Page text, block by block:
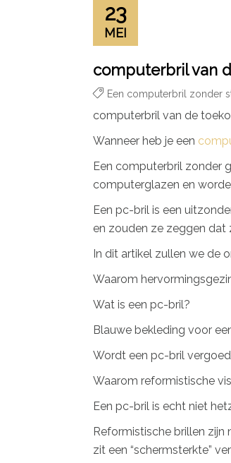
23
MEI
computerbril van
Een computerbril zonder
computerbril van de
Wanneer heb je een
Een computerbril zonder
computerglazen en
Een pc-bril is een
en zouden ze zeggen dat
In dit artikel zullen we de
Waarom
Wat is een pc-bril?
Blauwe bekleding voor
Wordt een pc-bril
Waarom reformistische
Een pc-bril is echt niet
Reformistische brillen
zit een “schermsterkte”